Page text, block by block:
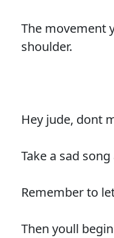
The movement
shoulder.
Hey jude, dont
Take a sad
Remember to
Then youll